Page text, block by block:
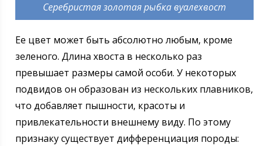
Серебристая золотая рыбка вуалехвост
Ее цвет может быть абсолютно любым, кроме
зеленого. Длина хвоста в несколько раз
превышает размеры самой особи. У некоторых
подвидов он образован из нескольких плавников,
что добавляет пышности, красоты и
привлекательности внешнему виду. По этому
признаку существует дифференциация породы: